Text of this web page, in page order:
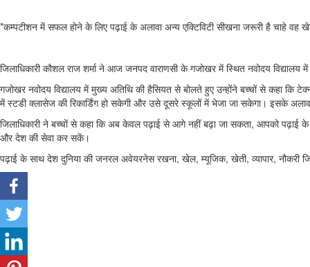
*कम्पटीशन में सफल होने के लिए पढ़ाई के अलावा अन्य एक्टिविटी सीखना जरूरी है चाहे वह
जिलाधिकारी कौशल राज शर्मा ने आज जनपद वाराणसी के गजोखर में स्थित नवोदय विद्यालय
गजोखर नवोदय विद्यालय में मुख्य अतिथि की हैसियत से बोलते हुए उन्होंने बच्चों से कहा कि
में स्टडी क्लासेज की रिकार्डिंग हो सकेगी और उसे दूसरे स्कूलों में भेजा जा सकेगा। इसके
जिलाधिकारी ने बच्चों से कहा कि अब केवल पढ़ाई से आगे नहीं बढ़ा जा सकता, आपको
और देश की सेवा कर सकें।
पढ़ाई के साथ देश दुनिया की जनरल अवेयरनेस रखना, खेल, म्यूजिक, खेती, व्यापार, नौकरी